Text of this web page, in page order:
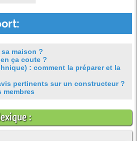
maison ?
ça coute ?
: comment la préparer et la
pertinents sur un constructeur ?
membres
: